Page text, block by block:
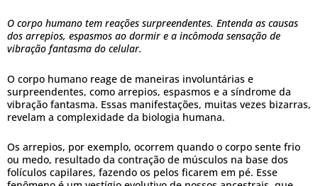
O corpo humano tem reações surpreendentes. Entenda as causas
dos arrepios, espasmos ao dormir e a incômoda sensação de
vibração fantasma do celular.
O corpo humano reage de maneiras involuntárias e
surpreendentes, como arrepios, espasmos e a síndrome da
vibração fantasma. Essas manifestações, muitas vezes bizarras,
revelam a complexidade da biologia humana.
Os arrepios, por exemplo, ocorrem quando o corpo sente frio
ou medo, resultado da contração de músculos na base dos
folículos capilares, fazendo os pelos ficarem em pé. Esse